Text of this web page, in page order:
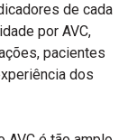
de cada
por AVC,
pacientes
dos